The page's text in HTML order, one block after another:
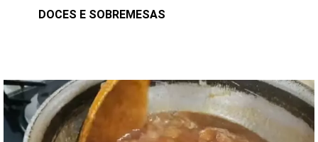
DOCES E SOBREMESAS